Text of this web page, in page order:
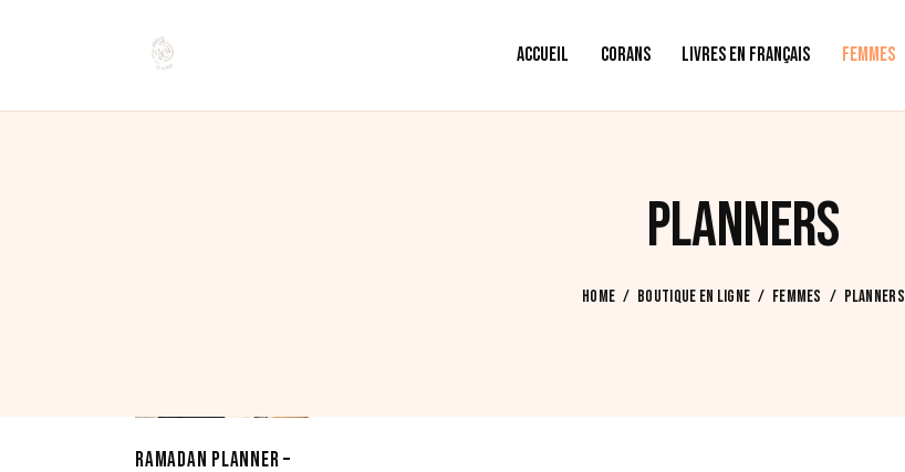
ACCUEIL CORANS LIVRES EN FRANÇAIS FEMMES
PLANNERS
HOME BOUTIQUE EN LIGNE FEMMES PLANNERS
RAMADAN PLANNER –